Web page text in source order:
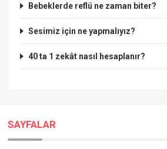
Bebeklerde reflü ne zaman biter?
Sesimiz için ne yapmalıyız?
40 ta 1 zekât nasıl hesaplanır?
SAYFALAR